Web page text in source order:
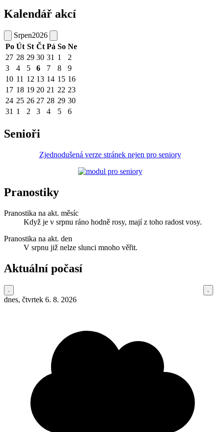
Kalendář akcí
Srpen2026
Po Út St Čt Pá So Ne
27 28 29 30 31 1
2
3
4 5 6 7 8
9
10 11 12 13 14 15 16
17 18 19 20 21 22 23
24 25 26 27 28 29 30
31 1 2 3 4 5 6
Senioři
Zjednodušená verze stránek nejen pro seniory
Pranostiky
Pranostika na akt. měsíc
Když je v srpnu ráno hodně rosy, mají z toho radost vosy.
Pranostika na akt. den
V srpnu již nelze slunci mnoho věřit.
Aktuální počasí
dnes, čtvrtek 6. 8. 2026